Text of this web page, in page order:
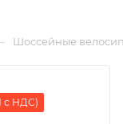
Шоссейные
с НДС)